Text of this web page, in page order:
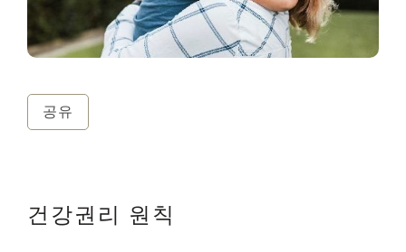
공유
건강권리 원칙